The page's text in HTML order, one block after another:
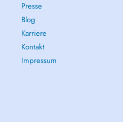
Presse
Blog
Karriere
Kontakt
Impressum